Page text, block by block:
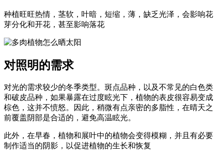
种植旺旺热情，茎软，叶暗，短缩，薄，缺乏光泽，会影响花
芽分化和开花，甚至影响落花
对照明的需求
对光的需求较少的冬季类型。斑点品种，以及不常见的白色类
和破皮品种，如果暴露在过度眩光下，植物的表皮很容易变成
棕色，这并不愤怒。因此，稍微有点亲密的多脂性，在晴天之
前覆盖阴部是合适的，避免高温眩光。
此外，在早春，植物和展叶中的植物会变得模糊，并且有必要
制作适当的阴影，以促进植物的生长和恢复